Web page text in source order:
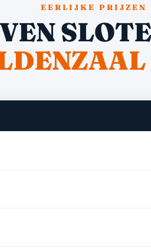
EERLIJKE PRIJZEN